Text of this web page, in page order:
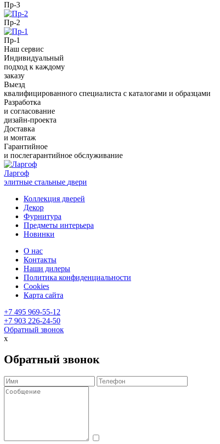
Пр-3
Пр-2
Пр-1
Наш сервис
Индивидуальный
подход к каждому
заказу
Выезд
квалифицированного специалиста с каталогами и образцами
Разработка
и согласование
дизайн-проекта
Доставка
и монтаж
Гарантийное
и послегарантийное обслуживание
Ларгоф
элитные стальные двери
Коллекция дверей
Декор
Фурнитура
Предметы интерьера
Новинки
О нас
Контакты
Наши дилеры
Политика конфиденциальности
Cookies
Карта сайта
+7 495 969-55-12
+7 903 226-24-50
Обратный звонок
x
Обратный звонок